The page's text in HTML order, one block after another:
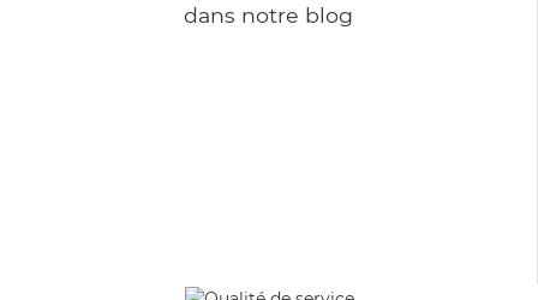
dans notre blog